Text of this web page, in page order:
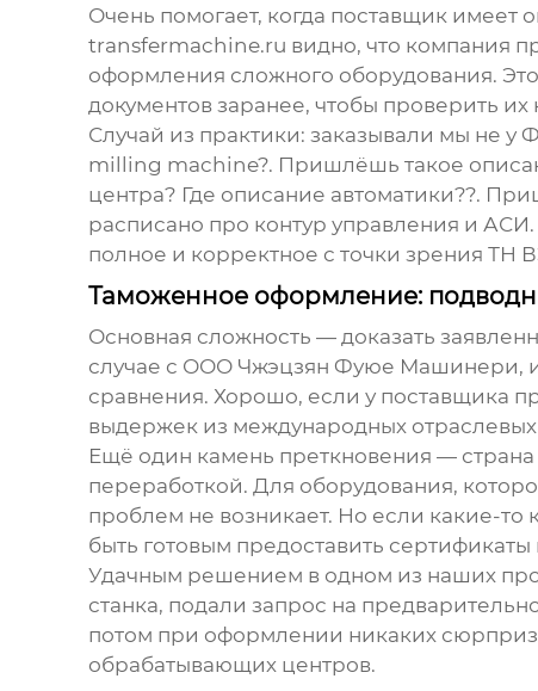
Очень помогает, когда поставщик имеет
transfermachine.ru видно, что компания
оформления сложного оборудования.
документов заранее, чтобы проверить
Случай из практики: заказывали мы не у
milling machine?. Пришлёшь такое
центра? Где описание автоматики??.
расписано про контур управления и
полное и корректное с точки зрения ТН
Таможенное оформление:
Основная сложность — доказать
случае с ООО Чжэцзян Фуюе Машинери,
сравнения. Хорошо, если у поставщика
выдержек из международных
Ещё один камень преткновения —
переработкой. Для оборудования,
проблем не возникает. Но если какие-
быть готовым предоставить
Удачным решением в одном из наших
станка, подали запрос на
потом при оформлении никаких
обрабатывающих центров.